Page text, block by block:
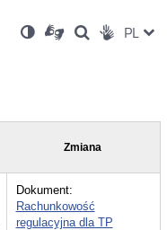
Ustawienia
Wersja
kontrastowa
Dla
niesłyszących
OtwórzOtwórz
w
Otwórz
w
Social PL
Zmiana
Dokument:
Rachunkowość
regulacyjna dla TP